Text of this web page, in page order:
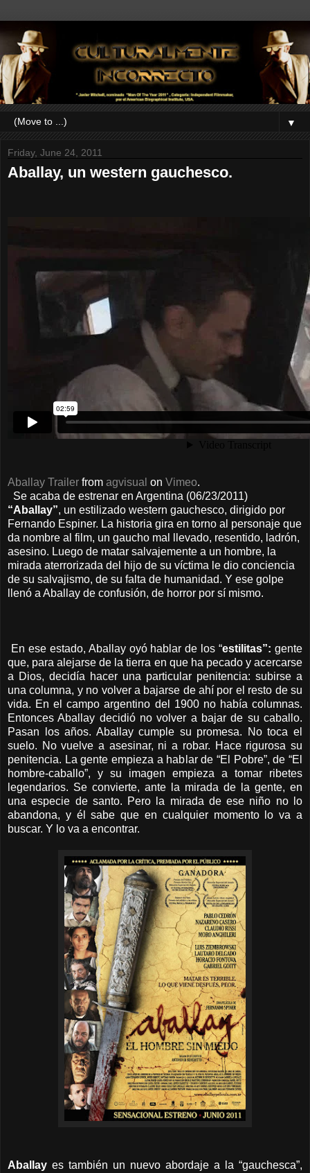
▼
Friday, June 24, 2011
Aballay, un western gauchesco.
Aballay Trailer from agvisual on Vimeo.
Se acaba de estrenar en Argentina (06/23/2011)
“Aballay”, un estilizado western gauchesco, dirigido por
Fernando Espiner. La historia gira en torno al personaje que
da nombre al film, un gaucho mal llevado, resentido, ladrón,
asesino. Luego de matar salvajemente a un hombre, la
mirada aterrorizada del hijo de su víctima le dio conciencia
de su salvajismo, de su falta de humanidad. Y ese golpe
llenó a Aballay de confusión, de horror por sí mismo.
En ese estado, Aballay oyó hablar de los “estilitas”: gente
que, para alejarse de la tierra en que ha pecado y acercarse
a Dios, decidía hacer una particular penitencia: subirse a
una columna, y no volver a bajarse de ahí por el resto de su
vida. En el campo argentino del 1900 no había columnas.
Entonces Aballay decidió no volver a bajar de su caballo.
Pasan los años. Aballay cumple su promesa. No toca el
suelo. No vuelve a asesinar, ni a robar. Hace rigurosa su
penitencia. La gente empieza a hablar de “El Pobre”, de “El
hombre-caballo”, y su imagen empieza a tomar ribetes
legendarios. Se convierte, ante la mirada de la gente, en
una especie de santo. Pero la mirada de ese niño no lo
abandona, y él sabe que en cualquier momento lo va a
buscar. Y lo va a encontrar.
Aballay es también un nuevo abordaje a la “gauchesca”,